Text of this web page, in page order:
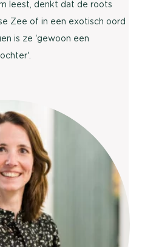
leest, denkt dat de roots
Zee of in een exotisch oord
is ze 'gewoon een